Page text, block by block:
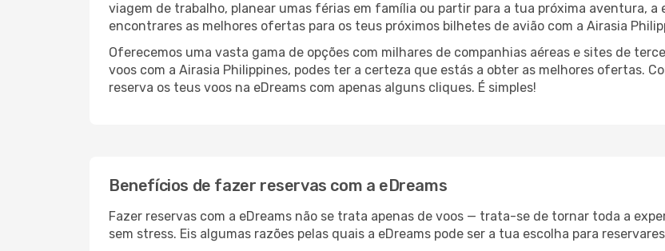
viagem de trabalho, planear umas férias em família ou partir para a tua próxima aventura, a
encontrares as melhores ofertas para os teus próximos bilhetes de avião com a Airasia
Oferecemos uma vasta gama de opções com milhares de companhias aéreas e sites de
voos com a Airasia Philippines, podes ter a certeza que estás a obter as melhores ofertas.
reserva os teus voos na eDreams com apenas alguns cliques. É simples!
Benefícios de fazer reservas com a eDreams
Fazer reservas com a eDreams não se trata apenas de voos — trata-se de tornar toda a
sem stress. Eis algumas razões pelas quais a eDreams pode ser a tua escolha para